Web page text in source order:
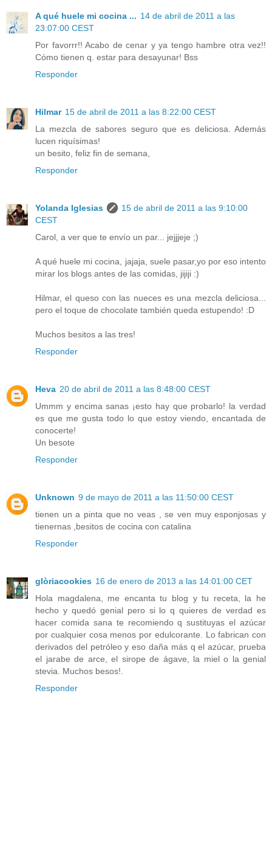
A qué huele mi cocina ... 14 de abril de 2011 a las
23:07:00 CEST
Por favorrr!! Acabo de cenar y ya tengo hambre otra vez!!
Cómo tienen q. estar para desayunar! Bss
Responder
Hilmar 15 de abril de 2011 a las 8:22:00 CEST
La mezcla de sabores seguro que es deliciosa. Además
lucen riquísimas!
un besito, feliz fin de semana,
Responder
Yolanda Iglesias
15 de abril de 2011 a las 9:10:00
CEST
Carol, a ver que te envío un par... jejjjeje ;)
A qué huele mi cocina, jajaja, suele pasar,yo por eso intento
mirar los blogs antes de las comidas, jijiji :)
Hilmar, el queso con las nueces es una mezcla deliciosa...
pero el toque de chocolate también queda estupendo! :D
Muchos besitos a las tres!
Responder
Heva 20 de abril de 2011 a las 8:48:00 CEST
Ummm y encima sanas ¡esto hay que probarlo! la verdad
es que me gusta todo lo que estoy viendo, encantada de
conocerte!
Un besote
Responder
Unknown 9 de mayo de 2011 a las 11:50:00 CEST
tienen un a pinta que no veas , se ven muy esponjosas y
tienernas ,besitos de cocina con catalina
Responder
glòriacookies 16 de enero de 2013 a las 14:01:00 CET
Hola magdalena, me encanta tu blog y tu receta, la he
hecho y quedó genial pero si lo q quieres de verdad es
hacer comida sana te recomiendo q sustituyas el azúcar
por cualquier cosa menos por edulcorante. Lo fabrican con
derivados del petróleo y eso daña más q el azúcar, prueba
el jarabe de arce, el sirope de ágave, la miel o la genial
stevia. Muchos besos!.
Responder